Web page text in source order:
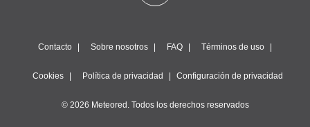
Contacto Sobre nosotros FAQ Términos de uso
Cookies Política de privacidad Configuración de privacidad
© 2026 Meteored. Todos los derechos reservados